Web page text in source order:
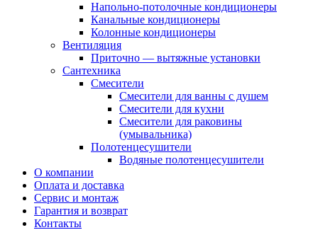
Напольно-потолочные кондиционеры
Канальные кондиционеры
Колонные кондиционеры
Вентиляция
Приточно — вытяжные установки
Сантехника
Смесители
Смесители для ванны с душем
Смесители для кухни
Смесители для раковины
(умывальника)
Полотенцесушители
Водяные полотенцесушители
О компании
Оплата и доставка
Сервис и монтаж
Гарантия и возврат
Контакты